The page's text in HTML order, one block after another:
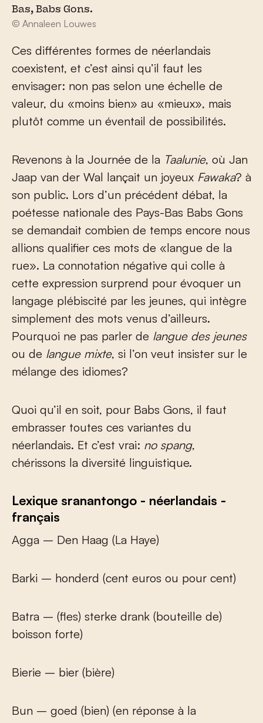
Bas, Babs Gons.
© Annaleen Louwes
Ces différentes formes de néerlandais
coexistent, et c’est ainsi qu’il faut les
envisager: non pas selon une échelle de
valeur, du «moins bien» au «mieux», mais
plutôt comme un éventail de possibilités.
Revenons à la Journée de la Taalunie, où Jan
Jaap van der Wal lançait un joyeux Fawaka? à
son public. Lors d’un précédent débat, la
poétesse nationale des Pays-Bas Babs Gons
se demandait combien de temps encore nous
allions qualifier ces mots de «langue de la
rue». La connotation négative qui colle à
cette expression surprend pour évoquer un
langage plébiscité par les jeunes, qui intègre
simplement des mots venus d’ailleurs.
Pourquoi ne pas parler de langue des jeunes
ou de langue mixte, si l’on veut insister sur le
mélange des idiomes?
Quoi qu’il en soit, pour Babs Gons, il faut
embrasser toutes ces variantes du
néerlandais. Et c’est vrai: no spang,
chérissons la diversité linguistique.
Lexique sranantongo - néerlandais -
français
Agga – Den Haag (La Haye)
Barki – honderd (cent euros ou pour cent)
Batra – (fles) sterke drank (bouteille de)
boisson forte)
Bierie – bier (bière)
Bun – goed (bien) (en réponse à la